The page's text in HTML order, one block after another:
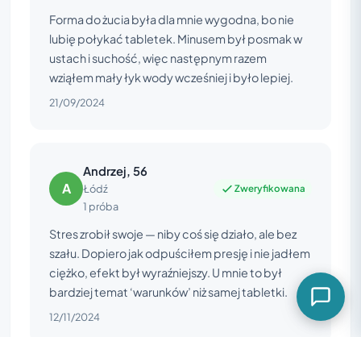
Forma do żucia była dla mnie wygodna, bo nie
lubię połykać tabletek. Minusem był posmak w
ustach i suchość, więc następnym razem
wziąłem mały łyk wody wcześniej i było lepiej.
21/09/2024
A
Andrzej, 56
Łódź
1 próba
Zweryfikowana
Stres zrobił swoje — niby coś się działo, ale bez
szału. Dopiero jak odpuściłem presję i nie jadłem
ciężko, efekt był wyraźniejszy. U mnie to był
bardziej temat ‘warunków’ niż samej tabletki.
12/11/2024